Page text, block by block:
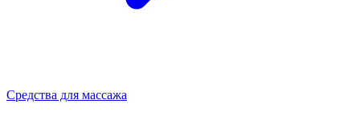
Средства для массажа